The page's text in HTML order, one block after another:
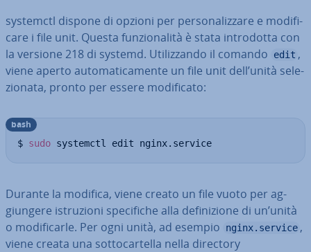
systemctl dispone di opzioni per per­so­na­liz­za­re e mo­di­fi­
ca­re i file unit. Questa fun­zio­na­li­tà è stata in­tro­dot­ta con
la versione 218 di systemd. Uti­liz­zan­do il comando
edit ,
viene aperto au­to­ma­ti­ca­men­te un file unit dell’unità se­le­
zio­na­ta, pronto per essere mo­di­fi­ca­to:
$ sudo systemctl edit nginx.service
bash
Durante la modifica, viene creato un file vuoto per ag­
giun­ge­re istru­zio­ni spe­ci­fi­che alla de­fi­ni­zio­ne di un’unità
o mo­di­fi­car­le. Per ogni unità, ad esempio
nginx.service ,
viene creata una sot­to­car­tel­la nella directory